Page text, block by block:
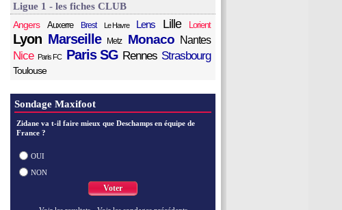
Ligue 1 - les fiches CLUB
Angers
Auxerre Brest Le Havre Lens Lille Lorient
Lyon Marseille Metz Monaco Nantes
Nice Paris FC Paris SG Rennes Strasbourg
Toulouse
Sondage Maxifoot
Zidane va t-il faire mieux que Deschamps en équipe de
France ?
OUI
NON
Voter